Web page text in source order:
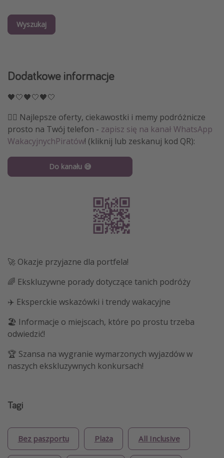
Wyszukaj
Dodatkowe informacje
🖤🤍🖤🤍🖤🤍
🏴‍☠️ Najlepsze oferty, ciekawostki i memy podróżnicze
prosto na Twój telefon - zapisz się na kanał WhatsApp
WakacyjnychPiratów! (kliknij lub zeskanuj kod QR):
Do kanału 😅
🚀 Okazje przyjazne dla portfela!
🌈 Ekskluzywne porady dotyczące tanich podróży
✈️ Eksperckie wskazówki i trendy wakacyjne
🏖️ Informacje o miejscach, które po prostu trzeba
odwiedzić!
🏆 Szansa na wygranie wymarzonych wyjazdów w
naszych ekskluzywnych konkursach!
Tagi
Bez paszportu Plaża All Inclusive